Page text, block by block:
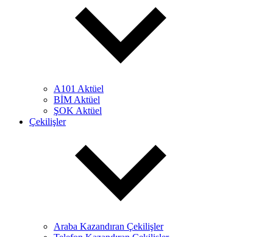
A101 Aktüel
BİM Aktüel
ŞOK Aktüel
Çekilişler
Araba Kazandıran Çekilişler